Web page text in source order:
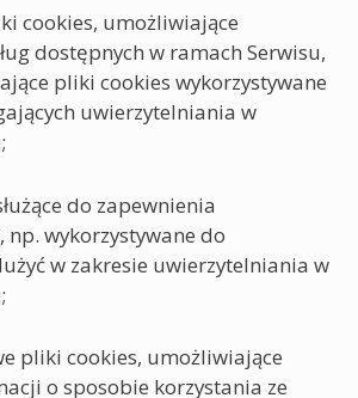
cookies, umożliwiające
dostępnych w ramach Serwisu,
pliki cookies wykorzystywane
uwierzytelniania w
do zapewnienia
np. wykorzystywane do
w zakresie uwierzytelniania w
pliki cookies, umożliwiające
o sposobie korzystania ze